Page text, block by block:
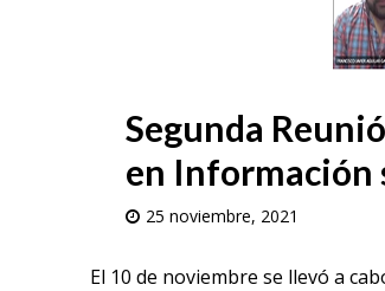
Segunda
en Información
25 noviembre, 2021
El 10 de noviembre se llevó a